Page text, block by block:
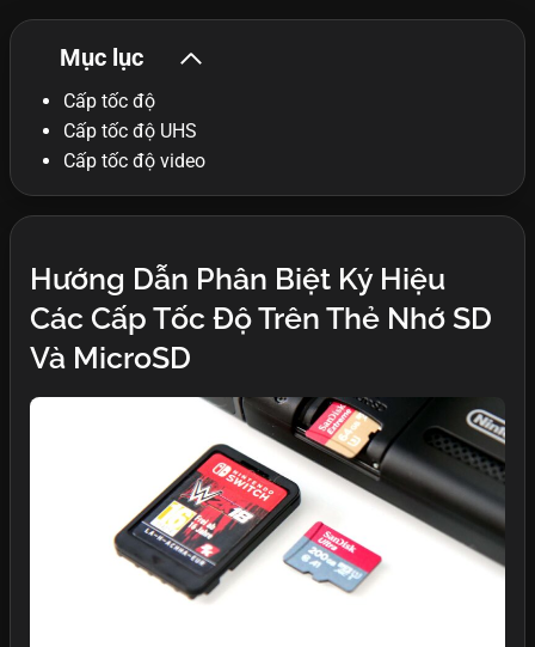
Mục lục
Cấp tốc độ
Cấp tốc độ UHS
Cấp tốc độ video
Hướng Dẫn Phân Biệt Ký Hiệu
Các Cấp Tốc Độ Trên Thẻ Nhớ SD
Và MicroSD